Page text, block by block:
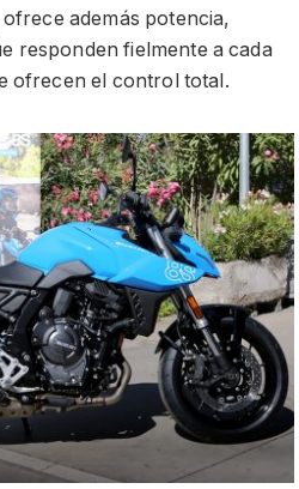
además potencia,
responden fielmente a cada
ofrecen el control total.